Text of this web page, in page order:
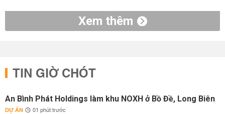
Xem thêm
TIN GIỜ CHÓT
An Bình Phát Holdings làm khu NOXH ở Bồ Đề, Long Biên
DỰ ÁN 01 phút trước